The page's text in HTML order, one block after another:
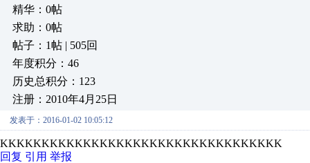
精华：0帖
求助：0帖
帖子：1帖 | 505回
年度积分：46
历史总积分：123
注册：2010年4月25日
发表于：2016-01-02 10:05:12
KKKKKKKKKKKKKKKKKKKKKKKKKKKKKKKKKK
回复 引用 举报